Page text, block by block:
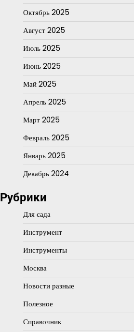
Октябрь 2025
Август 2025
Июль 2025
Июнь 2025
Май 2025
Апрель 2025
Март 2025
Февраль 2025
Январь 2025
Декабрь 2024
Рубрики
Для сада
Инструмент
Инструменты
Москва
Новости разные
Полезное
Справочник